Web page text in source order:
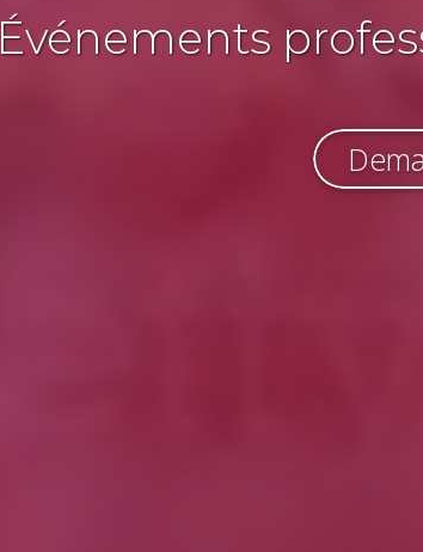
Événements